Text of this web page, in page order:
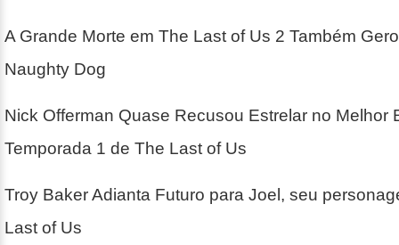
A Grande Morte em The Last of Us 2 Também
Naughty Dog
Nick Offerman Quase Recusou Estrelar no Melhor
Temporada 1 de The Last of Us
Troy Baker Adianta Futuro para Joel, seu
Last of Us